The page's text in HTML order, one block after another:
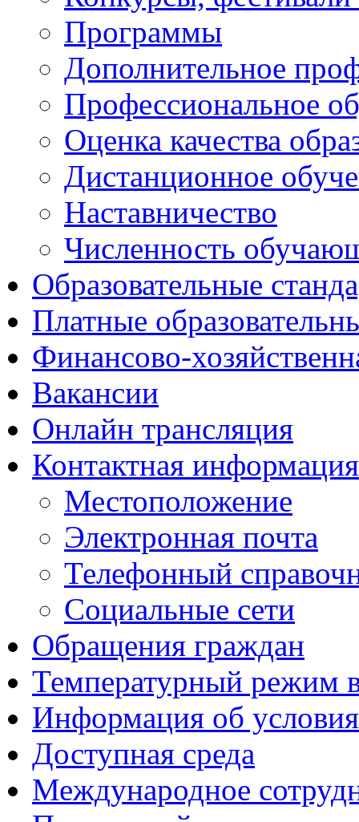
Программы
Дополнительное
Профессиональное
Оценка качества
Дистанционное
Наставничество
Численность
Образовательные
Платные
Финансово-
Вакансии
Онлайн трансляция
Контактная информация
Местоположение
Электронная почта
Телефонный
Социальные сети
Обращения граждан
Температурный режим
Информация об
Доступная среда
Международное